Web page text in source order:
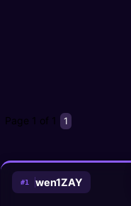
Page 1 of 1 1
#1 wen1ZAY